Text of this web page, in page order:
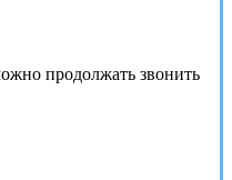
продолжать звонить